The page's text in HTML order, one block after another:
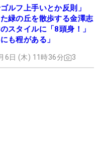
ゴルフ上手いとか反則」
緑の丘を散歩する金澤志
スタイルに「8頭身！」
も程がある」
6日 (木) 11時36分 3